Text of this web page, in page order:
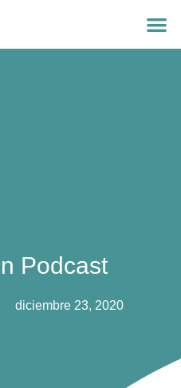
Podcast
diciembre 23, 2020